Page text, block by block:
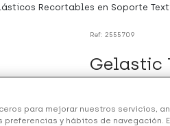
Recortables en Soporte
Ref: 2555709
Gelastic
Soporte
7.11 €
para mejorar nuestros servicios,
y hábitos de navegación.